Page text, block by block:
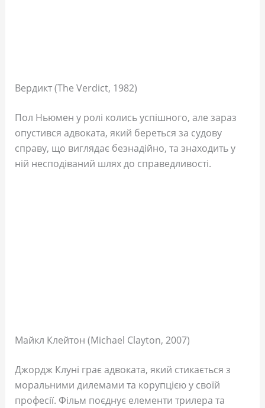
Вердикт (The Verdict, 1982)
Пол Ньюмен у ролі колись успішного, але зараз
опустився адвоката, який береться за судову
справу, що виглядає безнадійно, та знаходить у
ній несподіваний шлях до справедливості.
Майкл Клейтон (Michael Clayton, 2007)
Джордж Клуні грає адвоката, який стикається з
моральними дилемами та корупцією у своїй
професії. Фільм поєднує елементи трилера та